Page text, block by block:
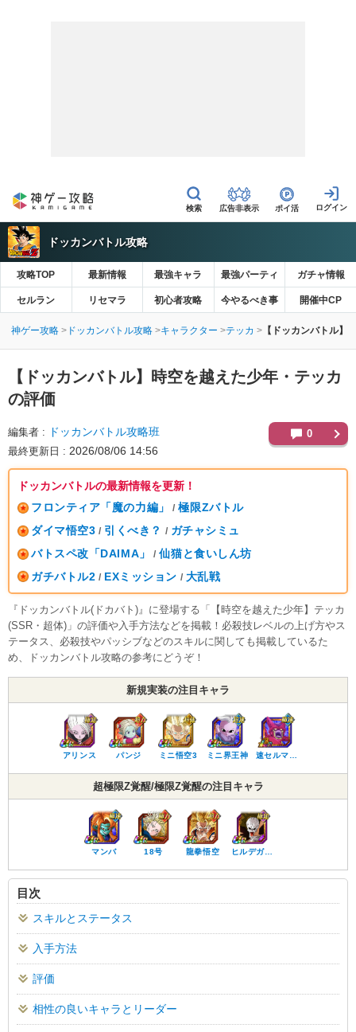
広告非表示 ポイ活
ドッカンバトル攻略
攻略TOP 最新情報 最強キャラ 最強パーティ ガチャ情報
セルラン リセマラ 初心者攻略 今やるべき事 開催中CP
神ゲー攻略 ドッカンバトル攻略 キャラクター テッカ 【ドッカンバトル】
【ドッカンバトル】
時空を越えた少年・テッカ
の評価
編集者 ドッカンバトル攻略班
最終更新日 2026/08/06 14:56
0
ドッカンバトルの最新情報を更新！
フロンティア「魔の力編」
/ 極限Zバトル
ダイマ悟空3 / 引くべき？ / ガチャシミュ
バトスペ改「DAIMA」
/ 仙猫と食いしん坊
ガチバトル2 / EXミッション / 大乱戦
『ドッカンバトル(ドカバト)』に登場する「【時空を越えた少年】テッカ
(SSR・超体)」の評価や入手方法などを掲載！必殺技レベルの上げ方やス
テータス、必殺技やパッシブなどのスキルに関しても掲載しているた
め、ドッカンバトル攻略の参考にどうぞ！
新規実装の注目キャラ
アリンス パンジ ミニ悟空3 ミニ界王神 速セルマ…
超極限Z覚醒/極限Z覚醒の注目キャラ
マンバ 18号 龍拳悟空 ヒルデガ…
目次
スキルとステータス
入手方法
評価
相性の良いキャラとリーダー